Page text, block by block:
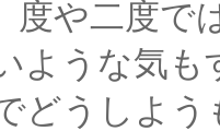
ないの
ような気
どうしよう